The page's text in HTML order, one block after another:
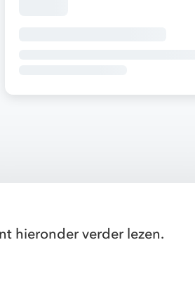
hieronder verder lezen.